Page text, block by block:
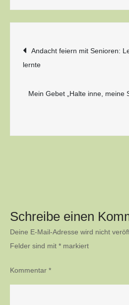
Andacht feiern mit Senioren:
lernte
Mein Gebet „Halte inne, meine
Schreibe einen
Deine E-Mail-Adresse wird nicht
Felder sind mit * markiert
Kommentar *